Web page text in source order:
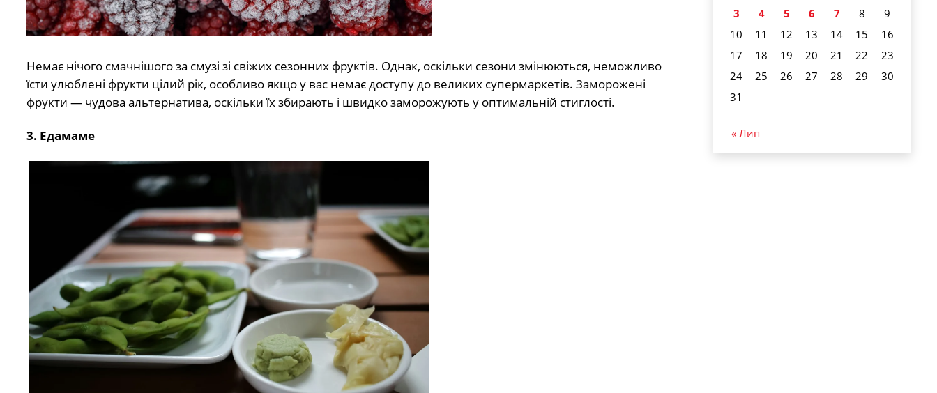
Немає нічого смачнішого за смузі зі свіжих сезонних фруктів. Однак, оскільки сезони змінюються, неможливо
їсти улюблені фрукти цілий рік, особливо якщо у вас немає доступу до великих супермаркетів. Заморожені
фрукти — чудова альтернатива, оскільки їх збирають і швидко заморожують у оптимальній стиглості.
3. Едамаме
3
4 5 6 7 8
9
10
11 12 13 14 15
16
17
18 19 20 21 22
23
24
25 26 27 28 29
30
31
« Лип